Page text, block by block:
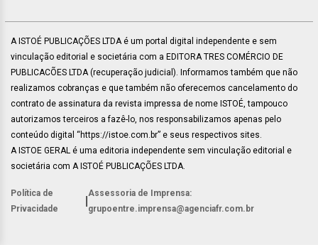
A ISTOÉ PUBLICAÇÕES LTDA é um portal digital independente e sem
vinculação editorial e societária com a EDITORA TRES COMÉRCIO DE
PUBLICACÕES LTDA (recuperação judicial). Informamos também que não
realizamos cobranças e que também não oferecemos cancelamento do
contrato de assinatura da revista impressa de nome ISTOÉ, tampouco
autorizamos terceiros a fazê-lo, nos responsabilizamos apenas pelo
conteúdo digital “https://istoe.com.br” e seus respectivos sites.
A ISTOE GERAL é uma editoria independente sem vinculação editorial e
societária com A ISTOÉ PUBLICAÇÕES LTDA.
Política de
Privacidade
Assessoria de Imprensa:
grupoentre.imprensa@agenciafr.com.br